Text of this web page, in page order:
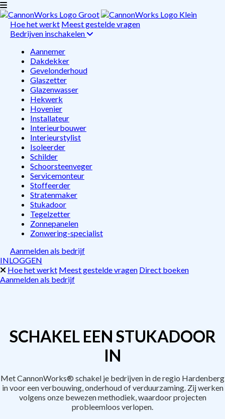
Hoe het werkt Meest gestelde vragen
Bedrijven inschakelen
Aannemer
Dakdekker
Gevelonderhoud
Glaszetter
Glazenwasser
Hekwerk
Hovenier
Installateur
Interieurbouwer
Interieurstylist
Isoleerder
Schilder
Schoorsteenveger
Servicemonteur
Stoffeerder
Stratenmaker
Stukadoor
Tegelzetter
Zonnepanelen
Zonwering-specialist
Aanmelden als bedrijf
INLOGGEN
Hoe het werkt Meest gestelde vragen Direct boeken
Aanmelden als bedrijf
SCHAKEL EEN STUKADOOR
IN
Met CannonWorks® schakel je bedrijven in de regio Hardenberg
in voor een verbouwing, onderhoud of verduurzaming. Zij werken
volgens onze bewezen methodiek, waardoor projecten
probleemloos verlopen.